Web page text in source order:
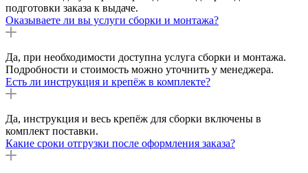
подготовки заказа к выдаче.
Оказываете ли вы услуги сборки и монтажа?
Да, при необходимости доступна услуга сборки и монтажа.
Подробности и стоимость можно уточнить у менеджера.
Есть ли инструкция и крепёж в комплекте?
Да, инструкция и весь крепёж для сборки включены в
комплект поставки.
Какие сроки отгрузки после оформления заказа?